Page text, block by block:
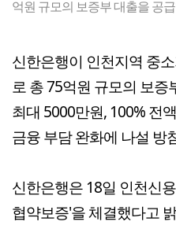
억원 규모의 보증부 대출을 공
신한은행이 인천지역 중
로 총 75억원 규모의 보
최대 5000만원, 100% 전
금융 부담 완화에 나설 방
신한은행은 18일 인천신
협약보증'을 체결했다고